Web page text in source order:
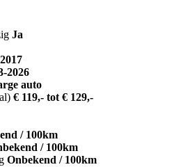
Ja
2026
auto
€ 119,- tot € 129,-
/ 100km
/ 100km
Onbekend / 100km